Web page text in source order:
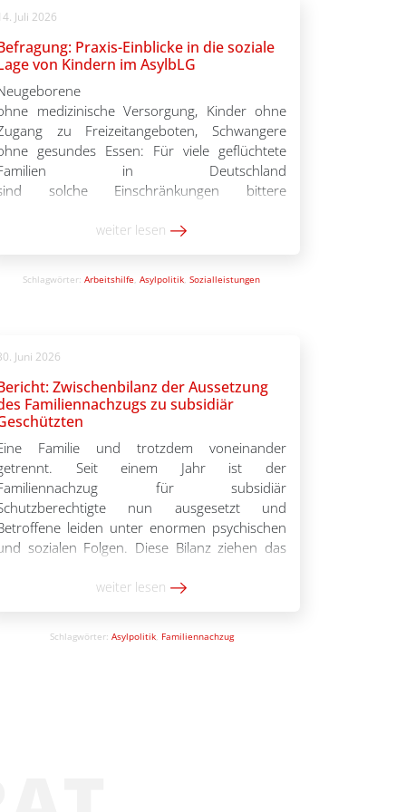
Juli 2026
Praxis-Einblicke in die soziale
von Kindern im AsylbLG
medizinische Versorgung, Kinder ohne
zu Freizeitangeboten, Schwangere
gesundes Essen: Für viele geflüchtete
in Deutschland
solche Einschränkungen bittere
des Paritätischen Gesamtverbands und
Beratungsstellen, Kitas und Unterkünften
eingeschränkt; 74 Prozent halten die
über
Prozent sagen, eine gesunde Ernährung der
sei nicht möglich. Die Bezahlkarte
sich in der […]
weiter lesen
Schlagwörter: Arbeitshilfe, Asylpolitik, Sozialleistungen
Juni 2026
Zwischenbilanz der Aussetzung
Familiennachzugs zu subsidiär
Familie und trotzdem voneinander
Seit einem Jahr ist der
für subsidiär
nun ausgesetzt und
leiden unter enormen psychischen
sozialen Folgen. Diese Bilanz ziehen das
und der Deutsche Caritasverband in ihrem
des Familiennachzugs für subsidiär
weiter lesen
Schlagwörter: Asylpolitik, Familiennachzug